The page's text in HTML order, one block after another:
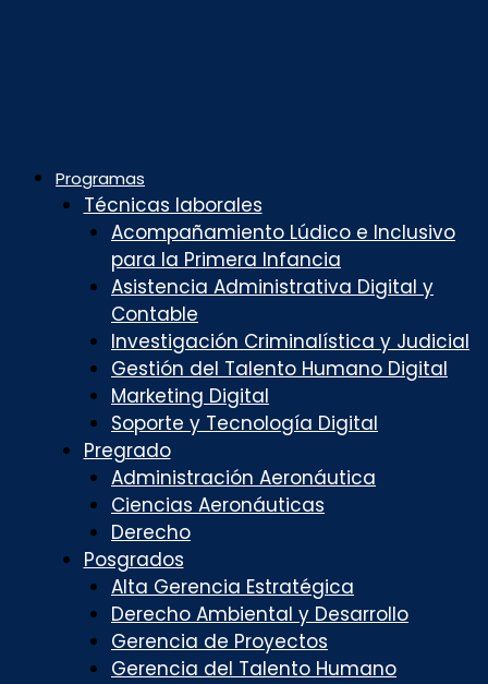
Programas
Técnicas laborales
Acompañamiento Lúdico e Inclusivo
para la Primera Infancia
Asistencia Administrativa Digital y
Contable
Investigación Criminalística y Judicial
Gestión del Talento Humano Digital
Marketing Digital
Soporte y Tecnología Digital
Pregrado
Administración Aeronáutica
Ciencias Aeronáuticas
Derecho
Posgrados
Alta Gerencia Estratégica
Derecho Ambiental y Desarrollo
Gerencia de Proyectos
Gerencia del Talento Humano